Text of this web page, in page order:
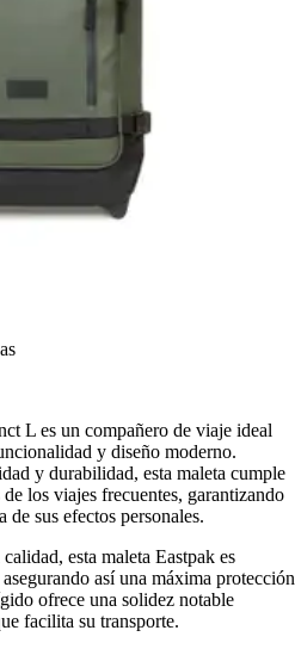
L es un compañero de viaje ideal
y diseño moderno.
y durabilidad, esta maleta cumple
los viajes frecuentes, garantizando
sus efectos personales.
esta maleta Eastpak es
así una máxima protección
ofrece una solidez notable
facilita su transporte.